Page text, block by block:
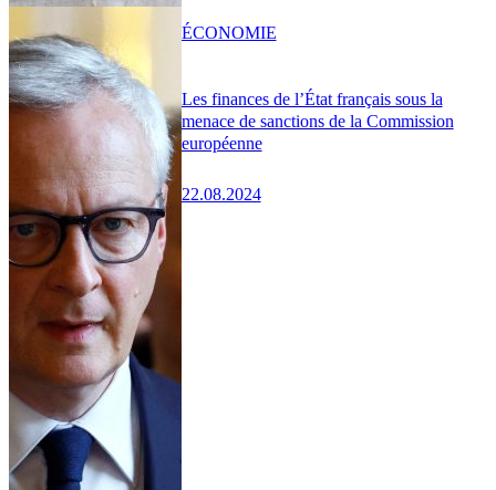
Les finances de l’État français sous la
menace de sanctions de la Commission
européenne
22.08.2024
ÉCONOMIE